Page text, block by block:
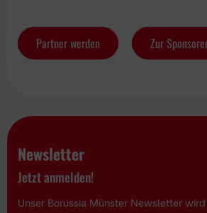
Partner werden Zur
Newsletter
Jetzt anmelden!
Unser Borussia Münster Newsletter